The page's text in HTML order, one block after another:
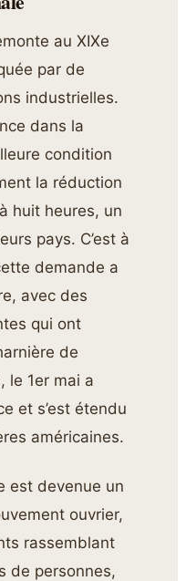
au XIXe
par de
industrielles.
dans la
condition
la réduction
huit heures, un
pays. C’est à
demande a
avec des
qui ont
de
le 1er mai a
et s’est étendu
américaines.
est devenue un
ouvrier,
rassemblant
de personnes,